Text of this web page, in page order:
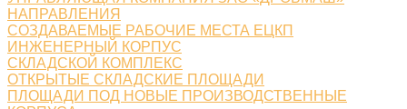
НАПРАВЛЕНИЯ
СОЗДАВАЕМЫЕ РАБОЧИЕ МЕСТА ЕЦКП
ИНЖЕНЕРНЫЙ КОРПУС
СКЛАДСКОЙ КОМПЛЕКС
ОТКРЫТЫЕ СКЛАДСКИЕ ПЛОЩАДИ
ПЛОЩАДИ ПОД НОВЫЕ ПРОИЗВОДСТВЕННЫЕ